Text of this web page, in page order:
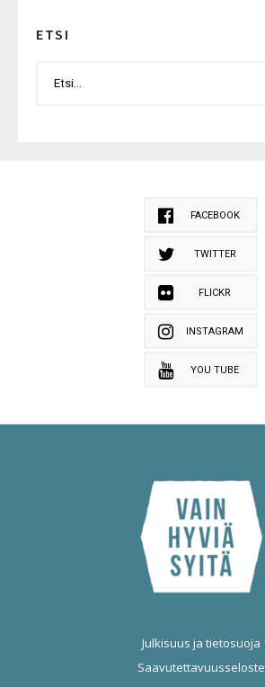
ETSI
FACEBOOK
TWITTER
FLICKR
INSTAGRAM
YOU TUBE
Julkisuus ja tietosuoja
Saavutettavuusseloste